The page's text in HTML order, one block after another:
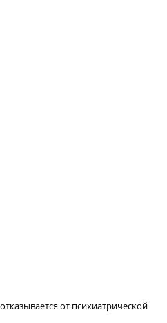
от психиатрической